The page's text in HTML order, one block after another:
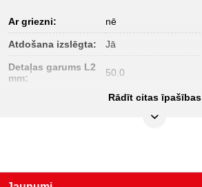
Ar griezni: nē
Atdošana izslēgta: Jā
Detaļas garums L2
mm:
50.0
1Rādīt citas īpašības